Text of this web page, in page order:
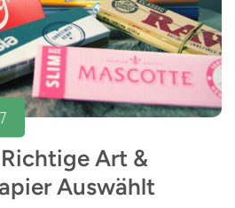
Art &
Auswählt